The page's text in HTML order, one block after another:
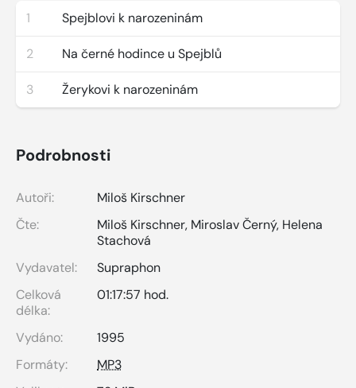
1 Spejblovi k narozeninám
2 Na černé hodince u Spejblů
3 Žerykovi k narozeninám
Podrobnosti
Autoři:
Miloš Kirschner
Čte:
Miloš Kirschner, Miroslav Černý, Helena
Stachová
Vydavatel:
Supraphon
Celková
délka:
01:17:57 hod.
Vydáno:
1995
Formáty:
MP3